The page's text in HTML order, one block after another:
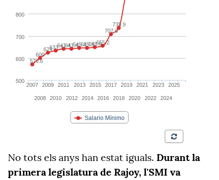
No tots els anys han estat iguals. Durant la
primera legislatura de Rajoy, l'SMI va